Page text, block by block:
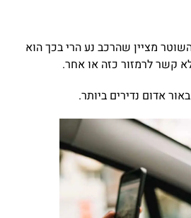
מציין שהרכב נע הרי בכך הוא
קשר לרמזור כזה או אחר.
אדום נדירים ביותר.